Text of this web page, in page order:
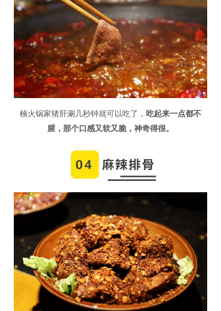
楠火锅家猪肝涮几秒钟就可以吃了， 吃起来一点都不
腥，那个口感又软又脆，神奇得很。